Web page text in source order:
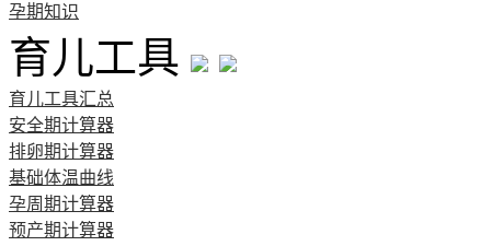
孕期知识
育儿工具
育儿工具汇总
安全期计算器
排卵期计算器
基础体温曲线
孕周期计算器
预产期计算器